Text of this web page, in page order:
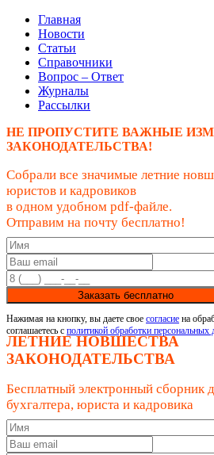
Главная
Новости
Статьи
Справочники
Вопрос – Ответ
Журналы
Рассылки
НЕ ПРОПУСТИТЕ ВАЖНЫЕ
ЗАКОНОДАТЕЛЬСТВА!
Собрали все значимые летние
юристов и кадровиков
в одном удобном pdf-файле.
Отправим на почту бесплатно!
Заказать бесплатно
Нажимая на кнопку, вы даете свое согласие на
соглашаетесь с политикой обработки персональных
ЛЕТНИЕ НОВШЕСТВА
ЗАКОНОДАТЕЛЬСТВА
Бесплатный электронный сборник
бухгалтера, юриста и кадровика